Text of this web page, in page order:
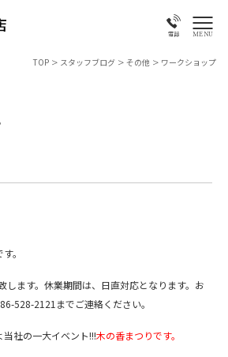
電話 MENU
TOP > スタッフブログ > その他 > ワークショップ
。
ます。休業期間は、日直対応となります。お
528-2121 までご連絡ください。
社の一大イベント!!!木の香まつりです。